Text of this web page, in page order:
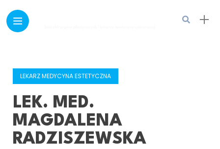
LEKARZ MEDYCYNA ESTETYCZNA
LEK. MED.
MAGDALENA
RADZISZEWSKA